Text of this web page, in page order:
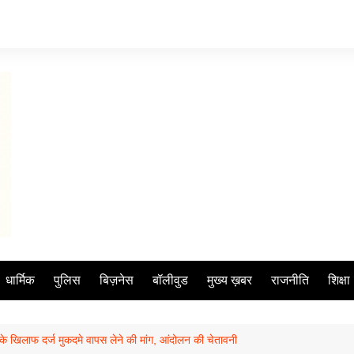
धार्मिक पुलिस बिज़नेस बॉलीवुड मुख्य ख़बर राजनीति शिक्षा
के खिलाफ दर्ज मुकदमे वापस लेने की मांग, आंदोलन की चेतावनी